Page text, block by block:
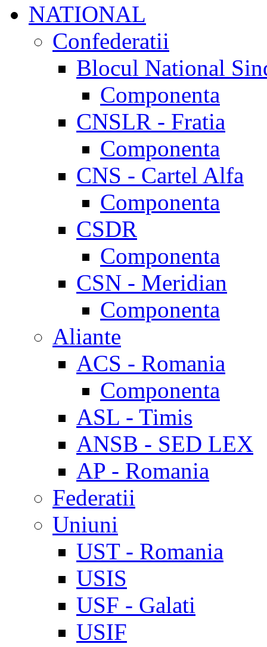
NATIONAL
Confederatii
Blocul National
Componenta
CNSLR - Fratia
Componenta
CNS - Cartel Alfa
Componenta
CSDR
Componenta
CSN - Meridian
Componenta
Aliante
ACS - Romania
Componenta
ASL - Timis
ANSB - SED LEX
AP - Romania
Federatii
Uniuni
UST - Romania
USIS
USF - Galati
USIF